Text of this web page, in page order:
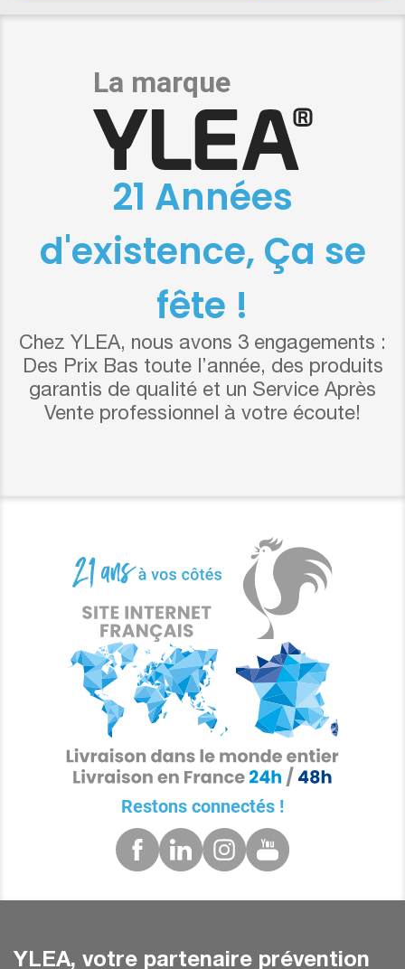
21 Années
d'existence, Ça se
fête !
Chez YLEA, nous avons 3 engagements :
Des Prix Bas toute l’année, des produits
garantis de qualité et un Service Après
Vente professionnel à votre écoute!
Restons connectés !
YLEA, votre partenaire prévention